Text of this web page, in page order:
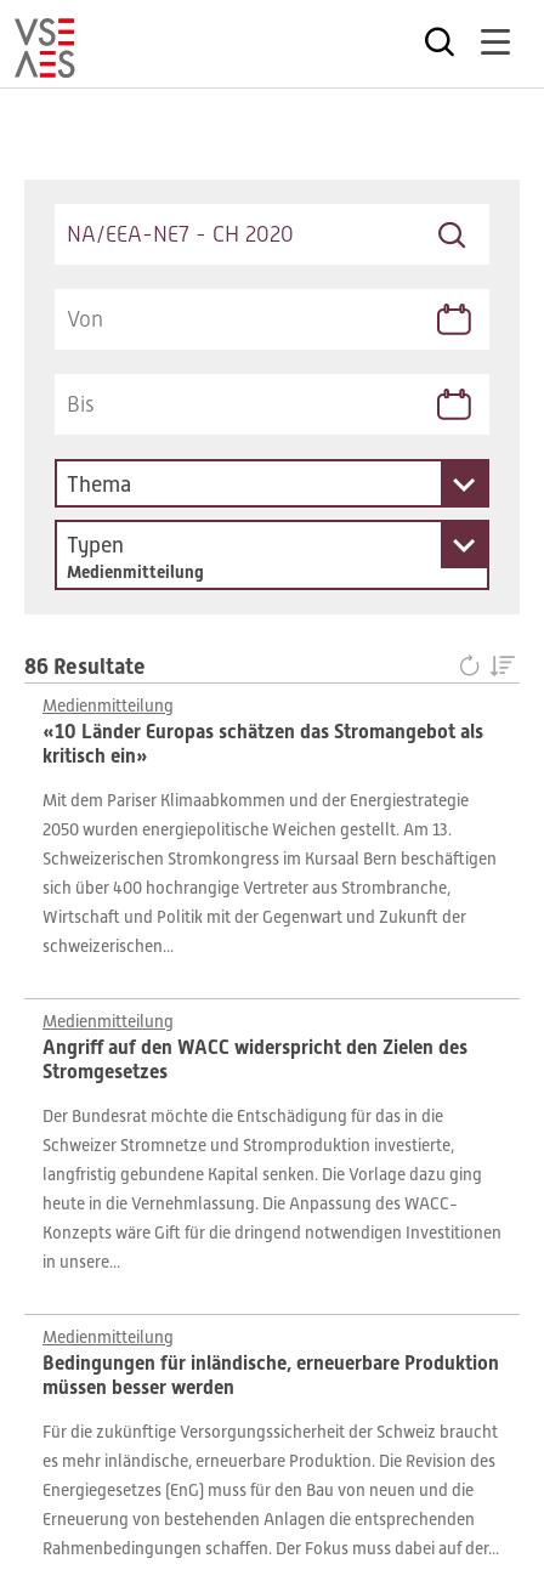
Thema
Typen
Medienmitteilung
86 Resultate
Medienmitteilung
«10 Länder Europas schätzen das Stromangebot als
kritisch ein»
Mit dem Pariser Klimaabkommen und der Energiestrategie
2050 wurden energiepolitische Weichen gestellt. Am 13.
Schweizerischen Stromkongress im Kursaal Bern beschäftigen
sich über 400 hochrangige Vertreter aus Strombranche,
Wirtschaft und Politik mit der Gegenwart und Zukunft der
schweizerischen...
Medienmitteilung
Angriff auf den WACC widerspricht den Zielen des
Stromgesetzes
Der Bundesrat möchte die Entschädigung für das in die
Schweizer Stromnetze und Stromproduktion investierte,
langfristig gebundene Kapital senken. Die Vorlage dazu ging
heute in die Vernehmlassung. Die Anpassung des WACC-
Konzepts wäre Gift für die dringend notwendigen Investitionen
in unsere...
Medienmitteilung
Bedingungen für inländische, erneuerbare Produktion
müssen besser werden
Für die zukünftige Versorgungssicherheit der Schweiz braucht
es mehr inländische, erneuerbare Produktion. Die Revision des
Energiegesetzes (EnG) muss für den Bau von neuen und die
Erneuerung von bestehenden Anlagen die entsprechenden
Rahmenbedingungen schaffen. Der Fokus muss dabei auf der...